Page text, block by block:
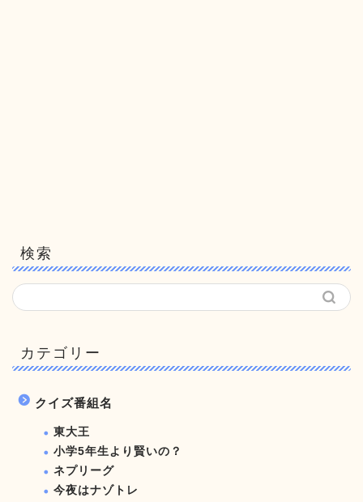
検索
カテゴリー
クイズ番組名
東大王
小学5年生より賢いの？
ネプリーグ
今夜はナゾトレ